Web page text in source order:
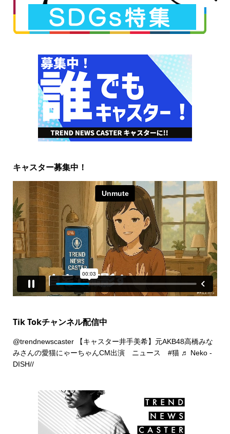
キャスター募集中！
Tik Tokチャンネル配信中
@trendnewscaster【キャスター井手美希】元AKB48高橋みな
みさんの愛猫にゃーちゃんCM出演 ニュース #猫 ♬ Neko -
DISH//